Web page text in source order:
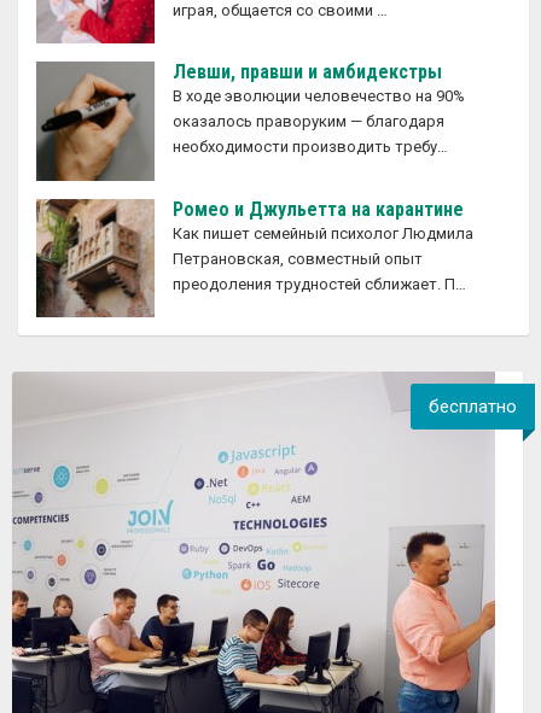
играя, общается со своими …
Левши, правши и амбидекстры
В ходе эволюции человечество на 90%
оказалось праворуким — благодаря
необходимости производить требу…
Ромео и Джульетта на карантине
Как пишет семейный психолог Людмила
Петрановская, совместный опыт
преодоления трудностей сближает. П…
бесплатно